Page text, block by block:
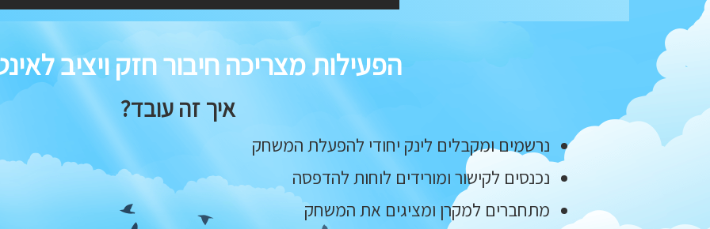
הפעילות מצריכה חיבור חזק ויציב
איך זה עובד?
נרשמים ומקבלים לינק יחודי להפעלת המשחק
נכנסים לקישור ומורידים לוחות להדפסה
מתחברים למקרן ומציגים את המשחק